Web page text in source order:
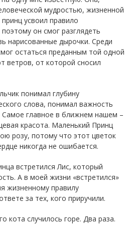
мудростью, жизненной
усвоил правило
он смог разглядеть
нарисованные дырочки. Среди
остаться преданным той одной
ветров, от которой сносил
понимал глубину
слова, понимал важность
Самое главное в ближнем нашем –
красота. Маленький Принц
розу, потому что этот цветок
никогда не ошибается.
встретился Лис, который
А в моей жизни «встретился»
жизненному правилу
за тех, кого приручили.
кота случилось горе. Два раза.